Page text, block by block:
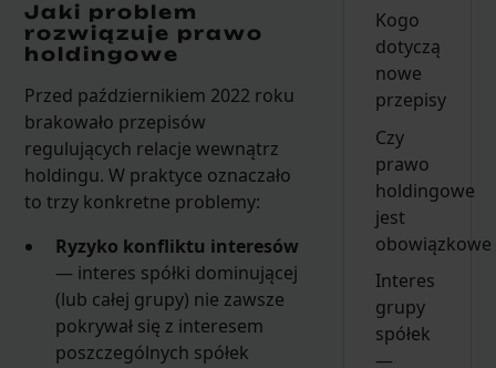
Jaki problem
rozwiązuje prawo
holdingowe
Przed październikiem 2022 roku
brakowało przepisów
regulujących relacje wewnątrz
holdingu. W praktyce oznaczało
to trzy konkretne problemy:
Ryzyko konfliktu interesów
— interes spółki dominującej
(lub całej grupy) nie zawsze
pokrywał się z interesem
poszczególnych spółek
Kogo
dotyczą
nowe
przepisy
Czy
prawo
holdingowe
jest
obowiązkowe
Interes
grupy
spółek
—